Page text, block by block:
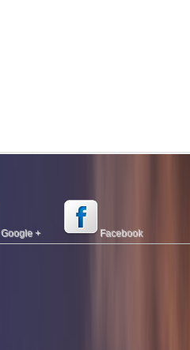
Google + Facebook